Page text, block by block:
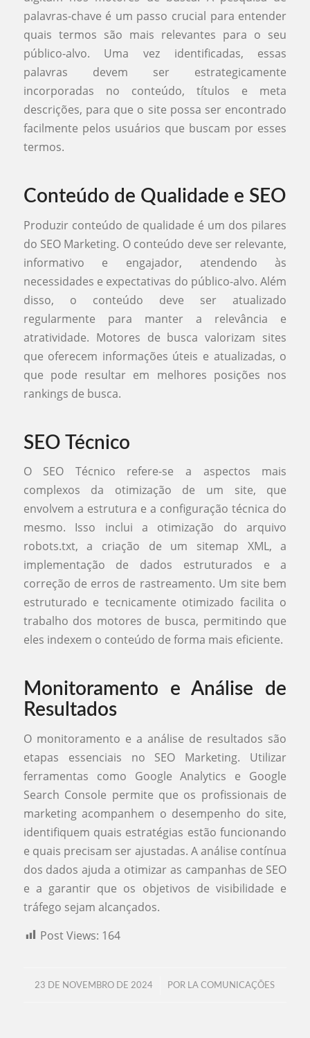
palavras-chave é um passo crucial para entender
quais termos são mais relevantes para o seu
público-alvo. Uma vez identificadas, essas
palavras devem ser estrategicamente
incorporadas no conteúdo, títulos e meta
descrições, para que o site possa ser encontrado
facilmente pelos usuários que buscam por esses
termos.
Conteúdo de Qualidade e SEO
Produzir conteúdo de qualidade é um dos pilares
do SEO Marketing. O conteúdo deve ser relevante,
informativo e engajador, atendendo às
necessidades e expectativas do público-alvo. Além
disso, o conteúdo deve ser atualizado
regularmente para manter a relevância e
atratividade. Motores de busca valorizam sites
que oferecem informações úteis e atualizadas, o
que pode resultar em melhores posições nos
rankings de busca.
SEO Técnico
O SEO Técnico refere-se a aspectos mais
complexos da otimização de um site, que
envolvem a estrutura e a configuração técnica do
mesmo. Isso inclui a otimização do arquivo
robots.txt, a criação de um sitemap XML, a
implementação de dados estruturados e a
correção de erros de rastreamento. Um site bem
estruturado e tecnicamente otimizado facilita o
trabalho dos motores de busca, permitindo que
eles indexem o conteúdo de forma mais eficiente.
Monitoramento e Análise de
Resultados
O monitoramento e a análise de resultados são
etapas essenciais no SEO Marketing. Utilizar
ferramentas como Google Analytics e Google
Search Console permite que os profissionais de
marketing acompanhem o desempenho do site,
identifiquem quais estratégias estão funcionando
e quais precisam ser ajustadas. A análise contínua
dos dados ajuda a otimizar as campanhas de SEO
e a garantir que os objetivos de visibilidade e
tráfego sejam alcançados.
Post Views: 164
23 DE NOVEMBRO DE 2024
/ POR LA COMUNICAÇÕES